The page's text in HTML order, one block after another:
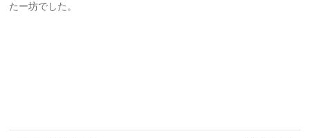
たー坊でした。